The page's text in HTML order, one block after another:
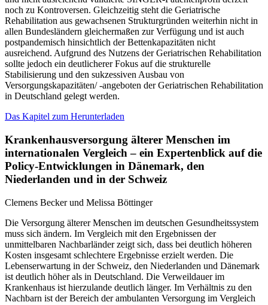
noch zu Kontroversen. Gleichzeitig steht die Geriatrische
Rehabilitation aus gewachsenen Strukturgründen weiterhin nicht in
allen Bundesländern gleichermaßen zur Verfügung und ist auch
postpandemisch hinsichtlich der Bettenkapazitäten nicht
ausreichend. Aufgrund des Nutzens der Geriatrischen Rehabilitation
sollte jedoch ein deutlicherer Fokus auf die strukturelle
Stabilisierung und den sukzessiven Ausbau von
Versorgungskapazitäten/ -angeboten der Geriatrischen Rehabilitation
in Deutschland gelegt werden.
Das Kapitel zum Herunterladen
Krankenhausversorgung älterer Menschen im
internationalen Vergleich – ein Expertenblick auf die
Policy-Entwicklungen in Dänemark, den
Niederlanden und in der Schweiz
Clemens Becker und Melissa Böttinger
Die Versorgung älterer Menschen im deutschen Gesundheitssystem
muss sich ändern. Im Vergleich mit den Ergebnissen der
unmittelbaren Nachbarländer zeigt sich, dass bei deutlich höheren
Kosten insgesamt schlechtere Ergebnisse erzielt werden. Die
Lebenserwartung in der Schweiz, den Niederlanden und Dänemark
ist deutlich höher als in Deutschland. Die Verweildauer im
Krankenhaus ist hierzulande deutlich länger. Im Verhältnis zu den
Nachbarn ist der Bereich der ambulanten Versorgung im Vergleich